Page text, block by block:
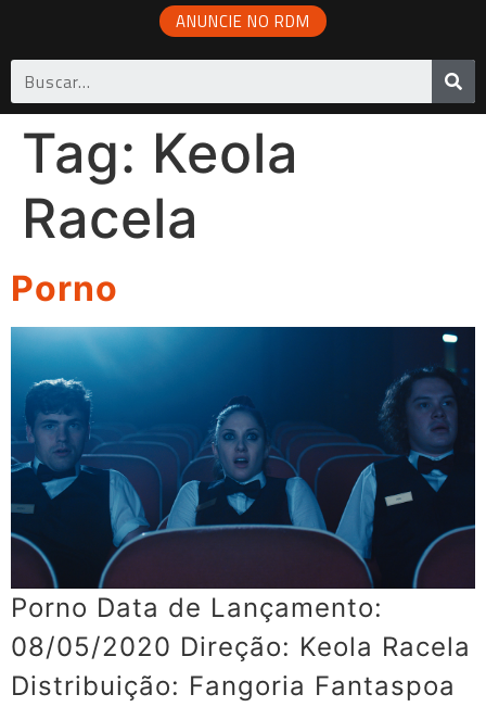
ANUNCIE NO RDM
Tag: Keola
Racela
Porno
Porno Data de Lançamento:
08/05/2020 Direção: Keola Racela
Distribuição: Fangoria Fantaspoa